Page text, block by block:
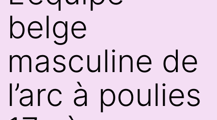
belge
masculine de
l’arc à poulies